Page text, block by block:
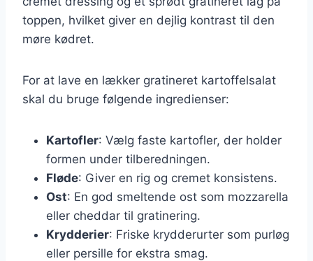
toppen, hvilket giver en dejlig kontrast til den
møre kødret.
For at lave en lækker gratineret kartoffelsalat
skal du bruge følgende ingredienser:
Kartofler: Vælg faste kartofler, der holder
formen under tilberedningen.
Fløde: Giver en rig og cremet konsistens.
Ost: En god smeltende ost som mozzarella
eller cheddar til gratinering.
Krydderier: Friske krydderurter som purløg
eller persille for ekstra smag.